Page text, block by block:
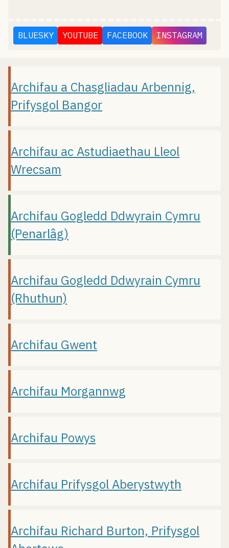
BLUESKY YOUTUBE FACEBOOK INSTAGRAM
Archifau a Chasgliadau Arbennig,
Prifysgol Bangor
Archifau ac Astudiaethau Lleol
Wrecsam
Archifau Gogledd Ddwyrain Cymru
(Penarlâg)
Archifau Gogledd Ddwyrain Cymru
(Rhuthun)
Archifau Gwent
Archifau Morgannwg
Archifau Powys
Archifau Prifysgol Aberystwyth
Archifau Richard Burton, Prifysgol